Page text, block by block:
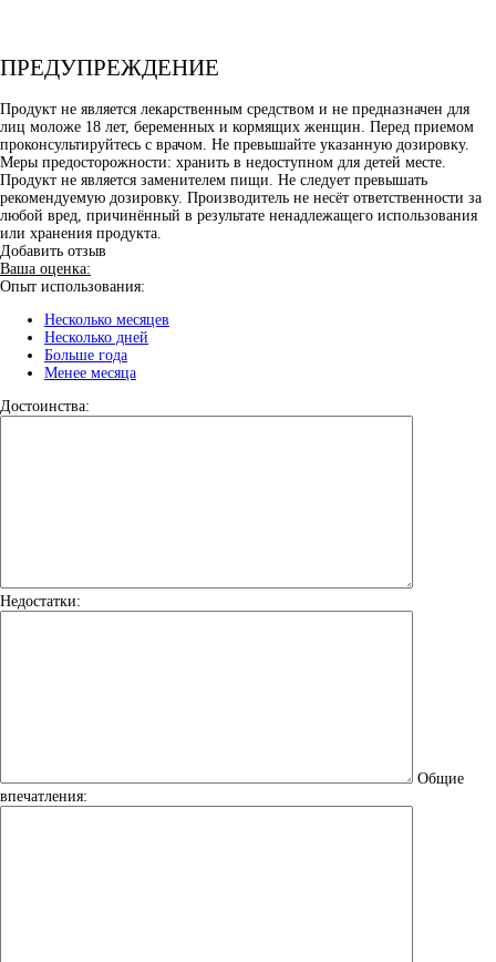
ПРЕДУПРЕЖДЕНИЕ
Продукт не является лекарственным средством и не предназначен для
лиц моложе 18 лет, беременных и кормящих женщин. Перед приемом
проконсультируйтесь с врачом. Не превышайте указанную дозировку.
Меры предосторожности: хранить в недоступном для детей месте.
Продукт не является заменителем пищи. Не следует превышать
рекомендуемую дозировку. Производитель не несёт ответственности за
любой вред, причинённый в результате ненадлежащего использования
или хранения продукта.
Добавить отзыв
Ваша оценка:
Опыт использования:
Несколько месяцев
Несколько дней
Больше года
Менее месяца
Достоинства:
Недостатки:
Общие
впечатления: